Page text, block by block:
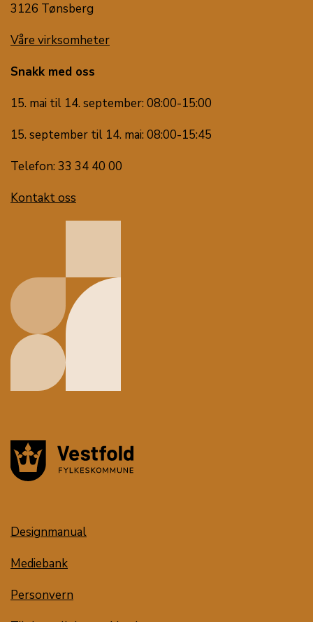
3126 Tønsberg
Våre virksomheter
Snakk med oss
15. mai til 14. september: 08:00-15:00
15. september til 14. mai: 08:00-15:45
Telefon: 33 34 40 00
Kontakt oss
Designmanual
Mediebank
Personvern